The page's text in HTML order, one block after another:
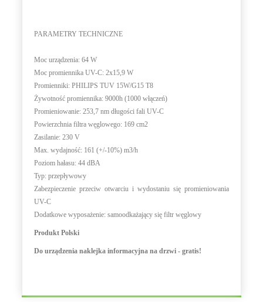
PARAMETRY TECHNICZNE
Moc urządzenia:64 W
Moc promiennika UV-C:2x15,9 W
Promienniki:PHILIPS TUV 15W/G15 T8
Żywotność promiennika:9000h (1000 włączeń)
Promieniowanie:253,7 nm długości fali UV-C
Powierzchnia filtra węglowego: 169 cm2
Zasilanie:230 V
Max. wydajność: 161 (+/-10%) m3/h
Poziom hałasu:44 dBA
Typ:przepływowy
Zabezpieczenie przeciw otwarciu i wydostaniu się promieniowania
UV-C
Dodatkowe wyposażenie: samoodkażający się filtr węglowy
Produkt Polski
Do urządzenia naklejka informacyjna na drzwi - gratis!